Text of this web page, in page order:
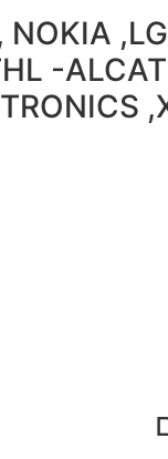
NOKIA
-